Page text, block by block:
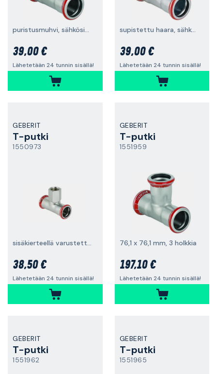
puristusmuhvi, sähkösinkitty
39,00 €
Lähetetään 24 tunnin sisällä!
supistettu haara, sähkösinkitty
39,00 €
Lähetetään 24 tunnin sisällä!
GEBERIT
T-putki
1550973
sisäkierteellä varustettu haara
38,50 €
Lähetetään 24 tunnin sisällä!
GEBERIT
T-putki
1551959
76,1 x 76,1 mm, 3 holkkia
197,10 €
Lähetetään 24 tunnin sisällä!
GEBERIT
T-putki
1551962
GEBERIT
T-putki
1551965